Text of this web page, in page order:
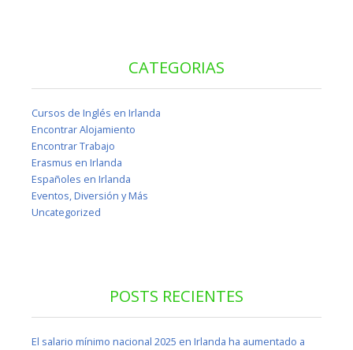
CATEGORIAS
Cursos de Inglés en Irlanda
Encontrar Alojamiento
Encontrar Trabajo
Erasmus en Irlanda
Españoles en Irlanda
Eventos, Diversión y Más
Uncategorized
POSTS RECIENTES
El salario mínimo nacional 2025 en Irlanda ha aumentado a